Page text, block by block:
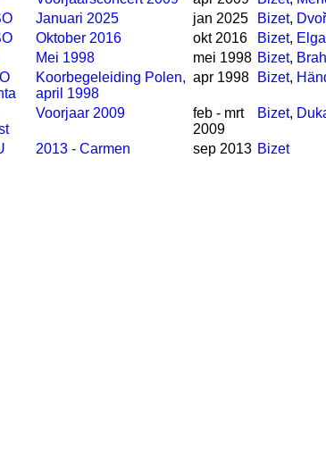
Januari 2025 jan 2025 Bizet,
Oktober 2016 okt 2016 Bizet,
Mei 1998 mei 1998 Bizet,
Koorbegeleiding Polen,
april 1998
apr 1998 Bizet,
Voorjaar 2009
feb - mrt
2009
Bizet,
2013 - Carmen sep 2013 Bizet